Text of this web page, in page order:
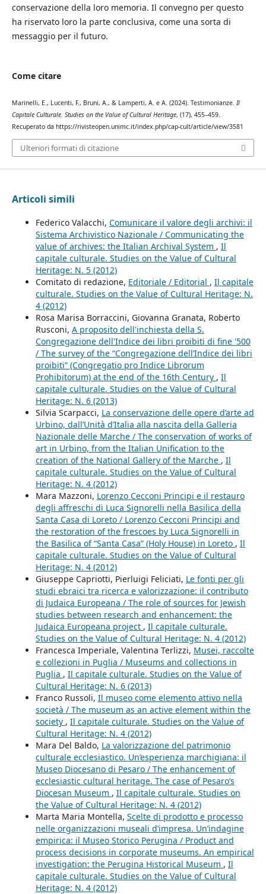
conservazione della loro memoria. Il convegno per questo
ha riservato loro la parte conclusiva, come una sorta di
messaggio per il futuro.
Come citare
Marinelli, E., Lucenti, F., Bruni, A., & Lamperti, A. e A. (2024). Testimonianze. Il
Capitale Culturale. Studies on the Value of Cultural Heritage, (17), 455–459.
Recuperato da https://rivisteopen.unimc.it/index.php/cap-cult/article/view/3581
Ulteriori formati di citazione
Articoli simili
Federico Valacchi, Comunicare il valore degli archivi: il
Sistema Archivistico Nazionale / Communicating the
value of archives: the Italian Archival System , Il
capitale culturale. Studies on the Value of Cultural
Heritage: N. 5 (2012)
Comitato di redazione, Editoriale / Editorial , Il capitale
culturale. Studies on the Value of Cultural Heritage: N.
4 (2012)
Rosa Marisa Borraccini, Giovanna Granata, Roberto
Rusconi, A proposito dell'inchiesta della S.
Congregazione dell'Indice dei libri proibiti di fine '500
/ The survey of the “Congregazione dell’Indice dei libri
proibiti” (Congregatio pro Indice Librorum
Prohibitorum) at the end of the 16th Century , Il
capitale culturale. Studies on the Value of Cultural
Heritage: N. 6 (2013)
Silvia Scarpacci, La conservazione delle opere d’arte ad
Urbino, dall’Unità d’Italia alla nascita della Galleria
Nazionale delle Marche / The conservation of works of
art in Urbino, from the Italian Unification to the
creation of the National Gallery of the Marche , Il
capitale culturale. Studies on the Value of Cultural
Heritage: N. 4 (2012)
Mara Mazzoni, Lorenzo Cecconi Principi e il restauro
degli affreschi di Luca Signorelli nella Basilica della
Santa Casa di Loreto / Lorenzo Cecconi Principi and
the restoration of the frescoes by Luca Signorelli in
the Basilica of “Santa Casa” (Holy House) in Loreto , Il
capitale culturale. Studies on the Value of Cultural
Heritage: N. 4 (2012)
Giuseppe Capriotti, Pierluigi Feliciati, Le fonti per gli
studi ebraici tra ricerca e valorizzazione: il contributo
di Judaica Europeana / The role of sources for Jewish
studies between research and enhancement: the
Judaica Europeana project , Il capitale culturale.
Studies on the Value of Cultural Heritage: N. 4 (2012)
Francesca Imperiale, Valentina Terlizzi, Musei, raccolte
e collezioni in Puglia / Museums and collections in
Puglia , Il capitale culturale. Studies on the Value of
Cultural Heritage: N. 6 (2013)
Franco Russoli, Il museo come elemento attivo nella
società / The museum as an active element within the
society , Il capitale culturale. Studies on the Value of
Cultural Heritage: N. 4 (2012)
Mara Del Baldo, La valorizzazione del patrimonio
culturale ecclesiastico. Un’esperienza marchigiana: il
Museo Diocesano di Pesaro / The enhancement of
ecclesiastic cultural heritage. The case of Pesaro’s
Diocesan Museum , Il capitale culturale. Studies on
the Value of Cultural Heritage: N. 4 (2012)
Marta Maria Montella, Scelte di prodotto e processo
nelle organizzazioni museali d’impresa. Un’indagine
empirica: il Museo Storico Perugina / Product and
process decisions in corporate museums. An empirical
investigation: the Perugina Historical Museum , Il
capitale culturale. Studies on the Value of Cultural
Heritage: N. 4 (2012)